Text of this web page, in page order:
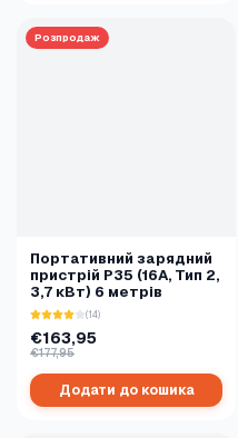
Розпродаж
Портативний зарядний
пристрій P35 (16A, Тип 2,
3,7 кВт) 6 метрів
(14)
€163,95
€177,95
Додати до кошика